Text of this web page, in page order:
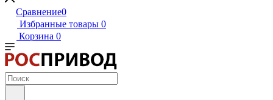
Сравнение0
Избранные товары 0
Корзина 0